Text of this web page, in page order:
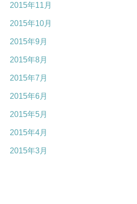
2015年11月
2015年10月
2015年9月
2015年8月
2015年7月
2015年6月
2015年5月
2015年4月
2015年3月